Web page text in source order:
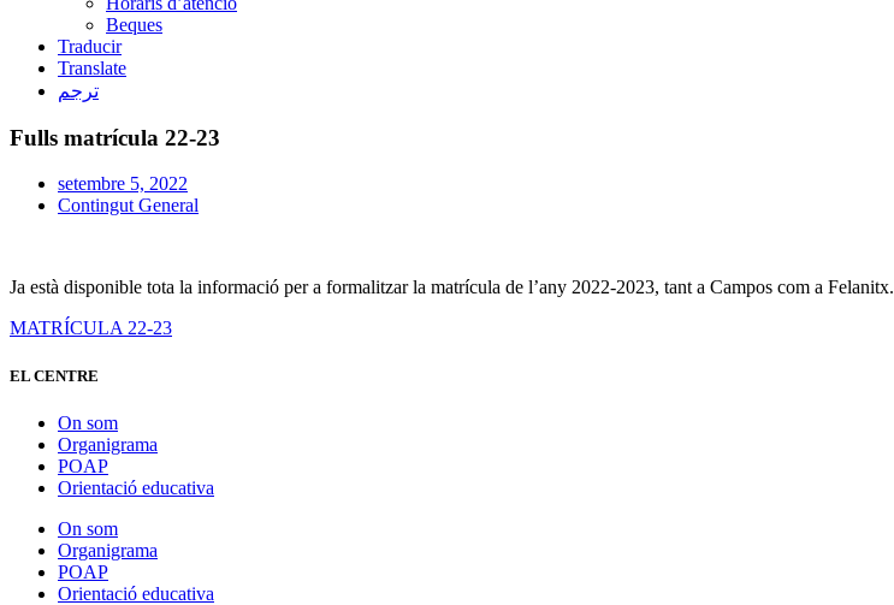
Beques
Traducir
Translate
ترجم
Fulls matrícula 22-23
setembre 5, 2022
Contingut General
Ja està disponible tota la informació per a formalitzar la matrícula de l’any 2022-2023, tant a Campos com a Felanitx.
MATRÍCULA 22-23
EL CENTRE
On som
Organigrama
POAP
Orientació educativa
On som
Organigrama
POAP
Orientació educativa